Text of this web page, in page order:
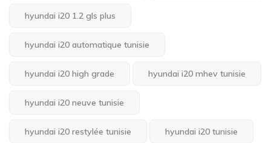
hyundai i20 1.2 gls plus
hyundai i20 automatique tunisie
hyundai i20 high grade hyundai i20 mhev tunisie
hyundai i20 neuve tunisie
hyundai i20 restylée tunisie hyundai i20 tunisie